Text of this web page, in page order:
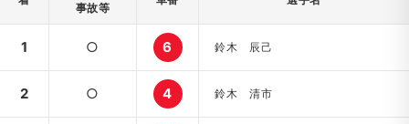
事故等
1 ○ 6 鈴木 辰己
2 ○ 4 鈴木 清市